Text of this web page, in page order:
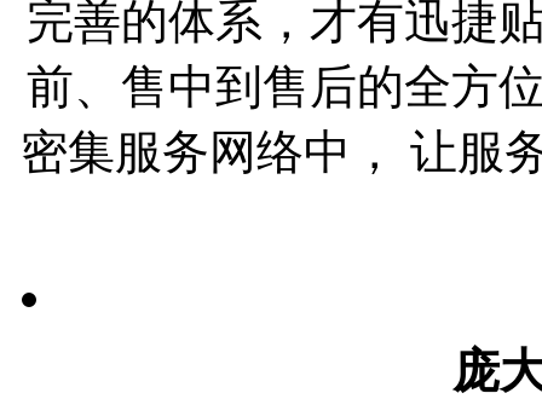
完善的体系，才有迅捷
前、售中到售后的全方
密集服务网络中， 让服
庞